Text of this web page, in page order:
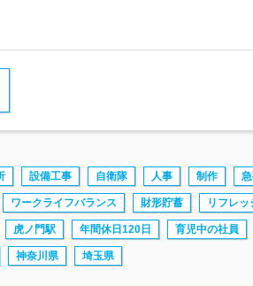
設備工事 自衛隊 人事 制作
ワークライフバランス 財形貯蓄 リフレッ
虎ノ門駅 年間休日120日 育児中の社員
神奈川県 埼玉県